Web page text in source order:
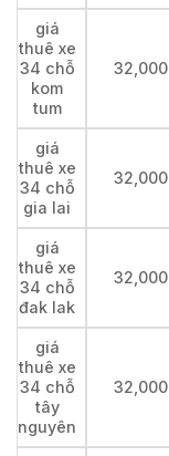
giá
thuê xe
34 chỗ
kom
tum
32,000
giá
thuê xe
34 chỗ
gia lai
32,000
giá
thuê xe
34 chỗ
đak lak
32,000
giá
thuê xe
34 chỗ
tây
nguyên
32,000